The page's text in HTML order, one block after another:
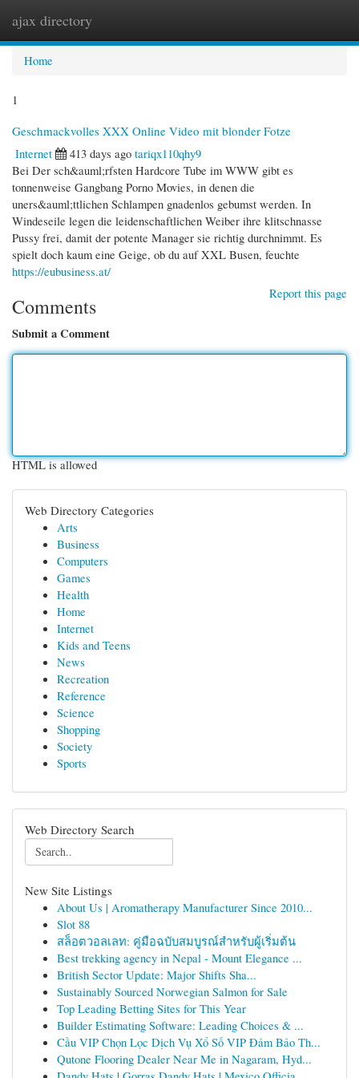
ajax directory
Home
1
Geschmackvolles XXX Online Video mit blonder Fotze
Internet
413 days ago tariqx110qhy9
Bei Der sch&auml;rfsten Hardcore Tube im WWW gibt es
tonnenweise Gangbang Porno Movies, in denen die
uners&auml;ttlichen Schlampen gnadenlos gebumst werden. In
Windeseile legen die leidenschaftlichen Weiber ihre klitschnasse
Pussy frei, damit der potente Manager sie richtig durchnimmt. Es
spielt doch kaum eine Geige, ob du auf XXL Busen, feuchte
https://eubusiness.at/
Report this page
Comments
Submit a Comment
HTML is allowed
Web Directory Categories
Arts
Business
Computers
Games
Health
Home
Internet
Kids and Teens
News
Recreation
Reference
Science
Shopping
Society
Sports
Web Directory Search
New Site Listings
About Us | Aromatherapy Manufacturer Since 2010...
Slot 88
สล็อตวอลเลท: คู่มือฉบับสมบูรณ์สำหรับผู้เริ่มต้น
Best trekking agency in Nepal - Mount Elegance ...
British Sector Update: Major Shifts Sha...
Sustainably Sourced Norwegian Salmon for Sale
Top Leading Betting Sites for This Year
Builder Estimating Software: Leading Choices & ...
Cầu VIP Chọn Lọc Dịch Vụ Xổ Số VIP Đảm Bảo Th...
Qutone Flooring Dealer Near Me in Nagaram, Hyd...